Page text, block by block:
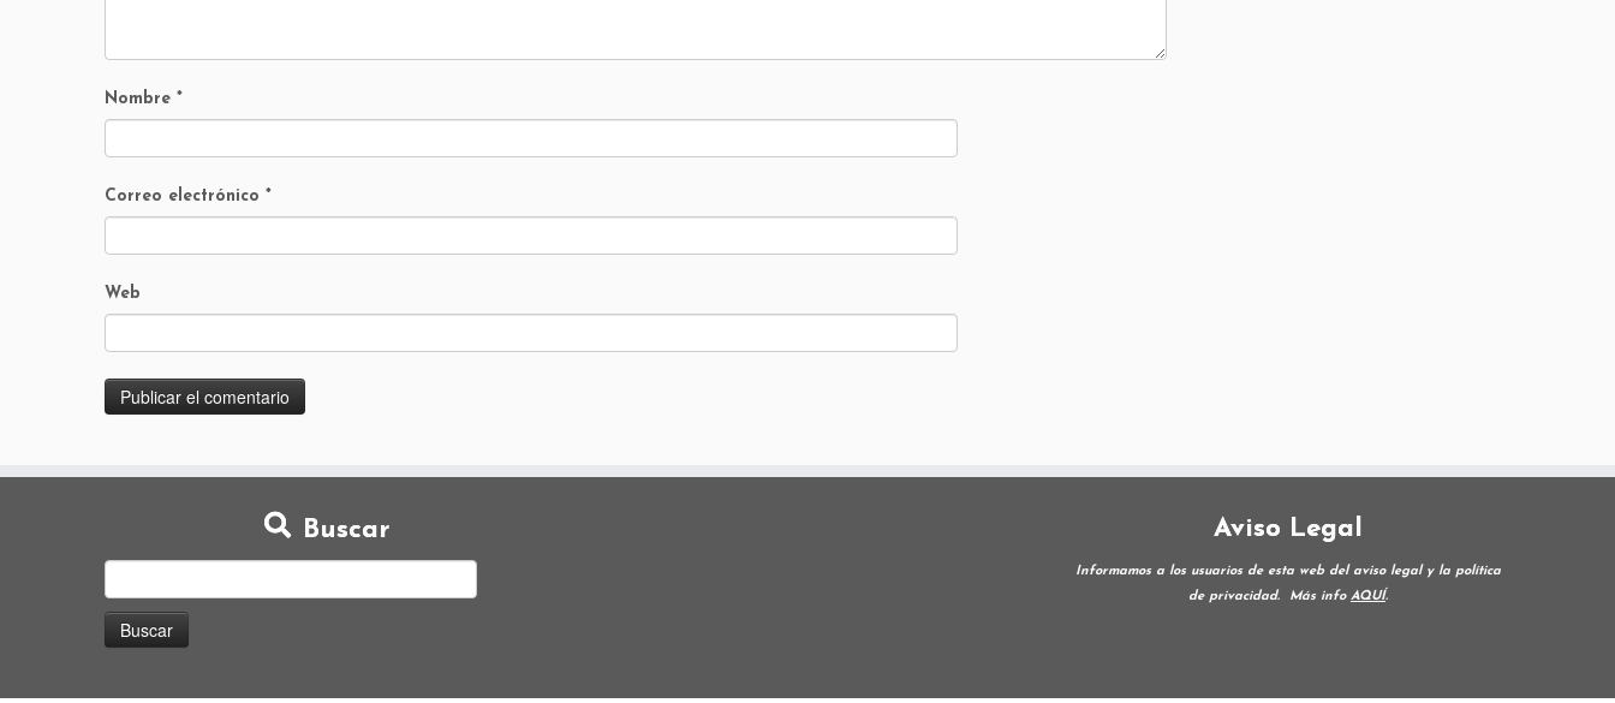
Nombre *
Correo electrónico *
Web
Buscar Aviso Legal
Informamos a los usuarios de esta web del aviso legal y la política
de privacidad. Más info AQUÍ.